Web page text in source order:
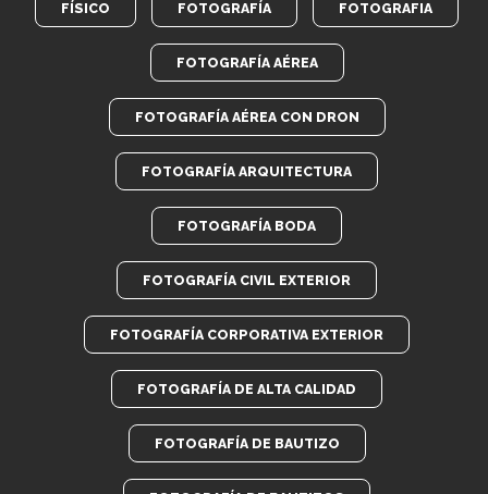
FÍSICO FOTOGRAFÍA FOTOGRAFIA
FOTOGRAFÍA AÉREA
FOTOGRAFÍA AÉREA CON DRON
FOTOGRAFÍA ARQUITECTURA
FOTOGRAFÍA BODA
FOTOGRAFÍA CIVIL EXTERIOR
FOTOGRAFÍA CORPORATIVA EXTERIOR
FOTOGRAFÍA DE ALTA CALIDAD
FOTOGRAFÍA DE BAUTIZO